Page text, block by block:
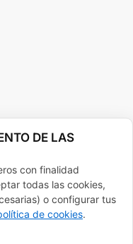
EL PROGRAMA KIT
(EU) DEL
Y RESILENCIA
DE LAS
con finalidad
todas las cookies,
o configurar tus
de cookies.